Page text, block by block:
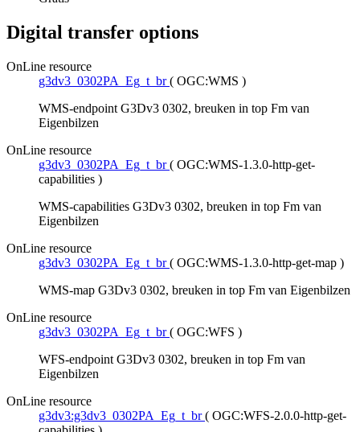
Digital transfer options
OnLine resource
g3dv3_0302PA_Eg_t_br ( OGC:WMS )
WMS-endpoint G3Dv3 0302, breuken in top Fm van
Eigenbilzen
OnLine resource
g3dv3_0302PA_Eg_t_br ( OGC:WMS-1.3.0-http-get-
capabilities )
WMS-capabilities G3Dv3 0302, breuken in top Fm van
Eigenbilzen
OnLine resource
g3dv3_0302PA_Eg_t_br ( OGC:WMS-1.3.0-http-get-map )
WMS-map G3Dv3 0302, breuken in top Fm van Eigenbilzen
OnLine resource
g3dv3_0302PA_Eg_t_br ( OGC:WFS )
WFS-endpoint G3Dv3 0302, breuken in top Fm van
Eigenbilzen
OnLine resource
g3dv3:g3dv3_0302PA_Eg_t_br ( OGC:WFS-2.0.0-http-get-